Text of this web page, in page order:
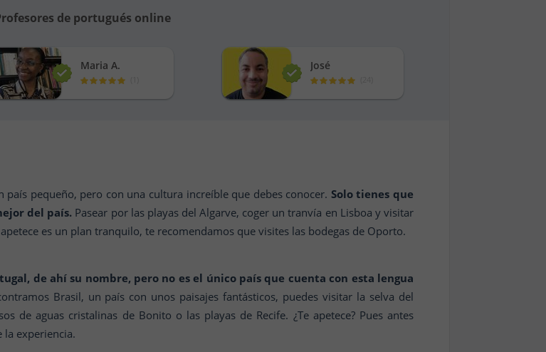
de portugués online
Maria A. José
pequeño, pero con una cultura increíble que debes conocer. Solo tienes que
del país. Pasear por las playas del Algarve, coger un tranvía en Lisboa y visitar
es un plan tranquilo, te recomendamos que visites las bodegas de Oporto.
de ahí su nombre, pero no es el único país que cuenta con esta lengua
Brasil, un país con unos paisajes fantásticos, puedes visitar la selva del
de aguas cristalinas de Bonito o las playas de Recife. ¿Te apetece? Pues antes
experiencia.